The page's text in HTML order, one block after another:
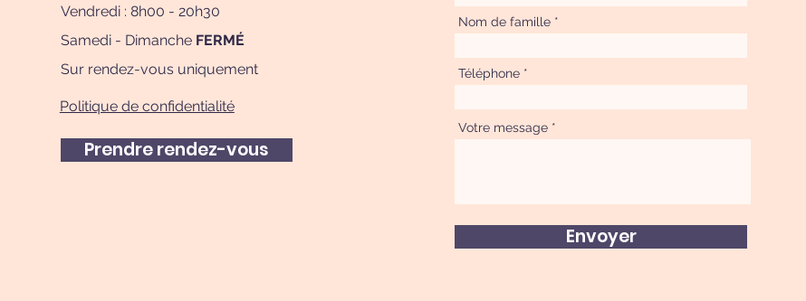
Vendredi : 8h00 - 20h30
Samedi - Dimanche FERMÉ
Sur rendez-vous uniquement
Politique de confidentialité
Prendre rendez-vous
Nom de famille
Téléphone
Votre message
Envoyer